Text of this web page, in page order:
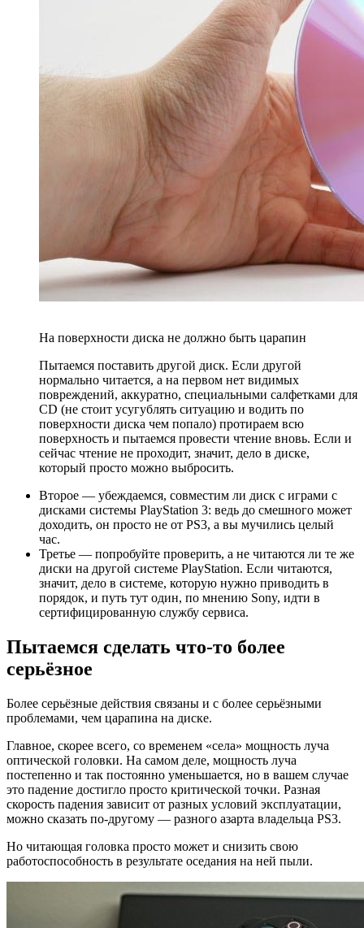
На поверхности диска не должно быть царапин
Пытаемся поставить другой диск. Если другой
нормально читается, а на первом нет видимых
повреждений, аккуратно, специальными салфетками для
CD (не стоит усугублять ситуацию и водить по
поверхности диска чем попало) протираем всю
поверхность и пытаемся провести чтение вновь. Если и
сейчас чтение не проходит, значит, дело в диске,
который просто можно выбросить.
Второе — убеждаемся, совместим ли диск с играми с
дисками системы PlayStation 3: ведь до смешного может
доходить, он просто не от PS3, а вы мучились целый
час.
Третье — попробуйте проверить, а не читаются ли те же
диски на другой системе PlayStation. Если читаются,
значит, дело в системе, которую нужно приводить в
порядок, и путь тут один, по мнению Sony, идти в
сертифицированную службу сервиса.
Пытаемся сделать что-то более
серьёзное
Более серьёзные действия связаны и с более серьёзными
проблемами, чем царапина на диске.
Главное, скорее всего, со временем «села» мощность луча
оптической головки. На самом деле, мощность луча
постепенно и так постоянно уменьшается, но в вашем случае
это падение достигло просто критической точки. Разная
скорость падения зависит от разных условий эксплуатации,
можно сказать по-другому — разного азарта владельца PS3.
Но читающая головка просто может и снизить свою
работоспособность в результате оседания на ней пыли.